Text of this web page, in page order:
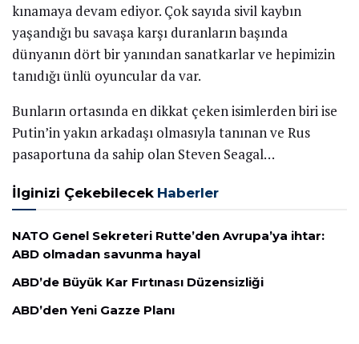
kınamaya devam ediyor. Çok sayıda sivil kaybın
yaşandığı bu savaşa karşı duranların başında
dünyanın dört bir yanından sanatkarlar ve hepimizin
tanıdığı ünlü oyuncular da var.
Bunların ortasında en dikkat çeken isimlerden biri ise
Putin’in yakın arkadaşı olmasıyla tanınan ve Rus
pasaportuna da sahip olan Steven Seagal…
İlginizi Çekebilecek Haberler
NATO Genel Sekreteri Rutte’den Avrupa’ya ihtar:
ABD olmadan savunma hayal
ABD’de Büyük Kar Fırtınası Düzensizliği
ABD’den Yeni Gazze Planı